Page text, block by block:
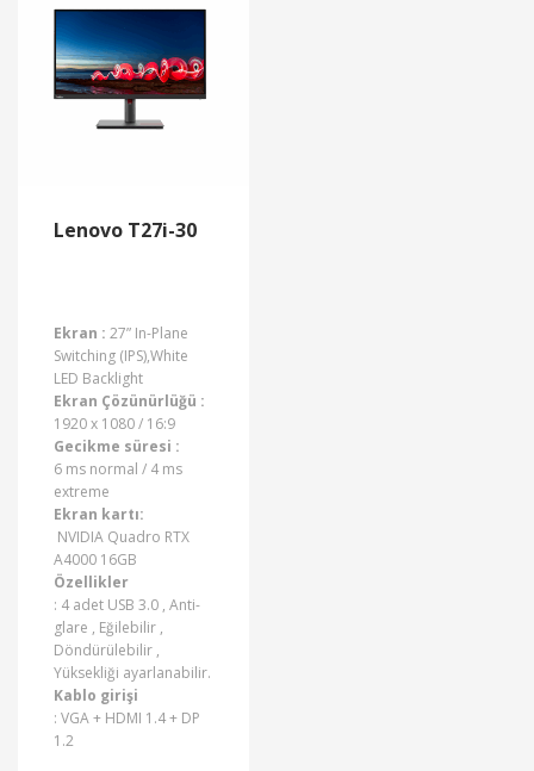
Lenovo T27i-30
Ekran : 27” In-Plane
Switching (IPS),White
LED Backlight
Ekran Çözünürlüğü :
1920 x 1080 / 16:9
Gecikme süresi :
6 ms normal / 4 ms
extreme
Ekran kartı:
NVIDIA Quadro RTX
A4000 16GB
Özellikler
: 4 adet USB 3.0 , Anti-
glare , Eğilebilir ,
Döndürülebilir ,
Yüksekliği ayarlanabilir.
Kablo girişi
: VGA + HDMI 1.4 + DP
1.2